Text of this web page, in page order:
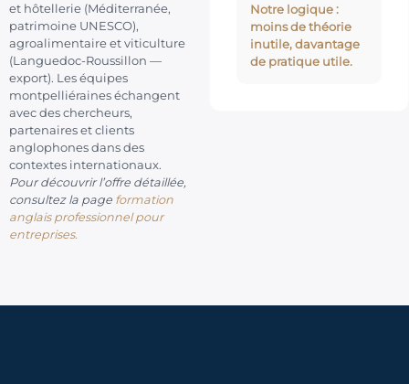
et hôtellerie (Méditerranée,
patrimoine UNESCO),
agroalimentaire et viticulture
(Languedoc-Roussillon —
export). Les équipes
montpelliéraines échangent
avec des chercheurs,
partenaires et clients
anglophones dans des
contextes internationaux.
Pour découvrir l’offre détaillée,
consultez la page formation
anglais professionnel pour
entreprises.
Notre logique :
moins de théorie
inutile, davantage
de pratique utile.